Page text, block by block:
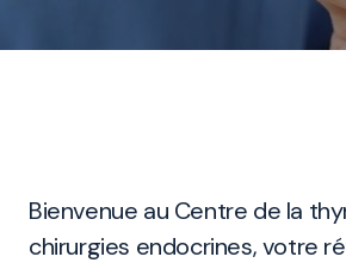
Bienvenue au Centre de la
chirurgies endocrines, votre